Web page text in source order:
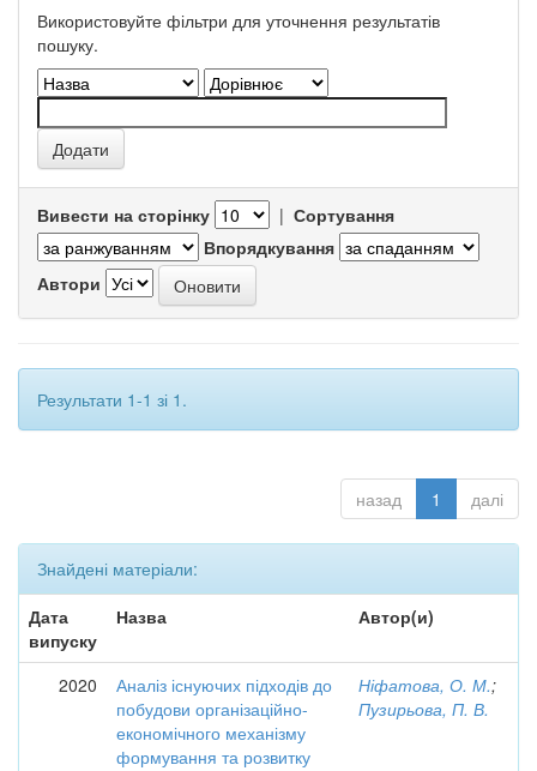
Використовуйте фільтри для уточнення результатів
пошуку.
Вивести на сторінку | Сортування
Впорядкування
Автори
Результати 1-1 зі 1.
назад 1 далі
Знайдені матеріали:
Дата
випуску
Назва Автор(и)
2020
Аналіз існуючих підходів до
побудови організаційно-
економічного механізму
формування та розвитку
Ніфатова, О. М.;
Пузирьова, П. В.